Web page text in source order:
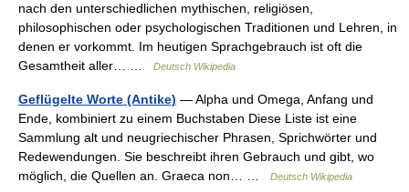
nach den unterschiedlichen mythischen, religiösen,
philosophischen oder psychologischen Traditionen und Lehren, in
denen er vorkommt. Im heutigen Sprachgebrauch ist oft die
Gesamtheit aller… …
Deutsch Wikipedia
Geflügelte Worte (Antike) — Alpha und Omega, Anfang und
Ende, kombiniert zu einem Buchstaben Diese Liste ist eine
Sammlung alt und neugriechischer Phrasen, Sprichwörter und
Redewendungen. Sie beschreibt ihren Gebrauch und gibt, wo
möglich, die Quellen an. Graeca non… …
Deutsch Wikipedia